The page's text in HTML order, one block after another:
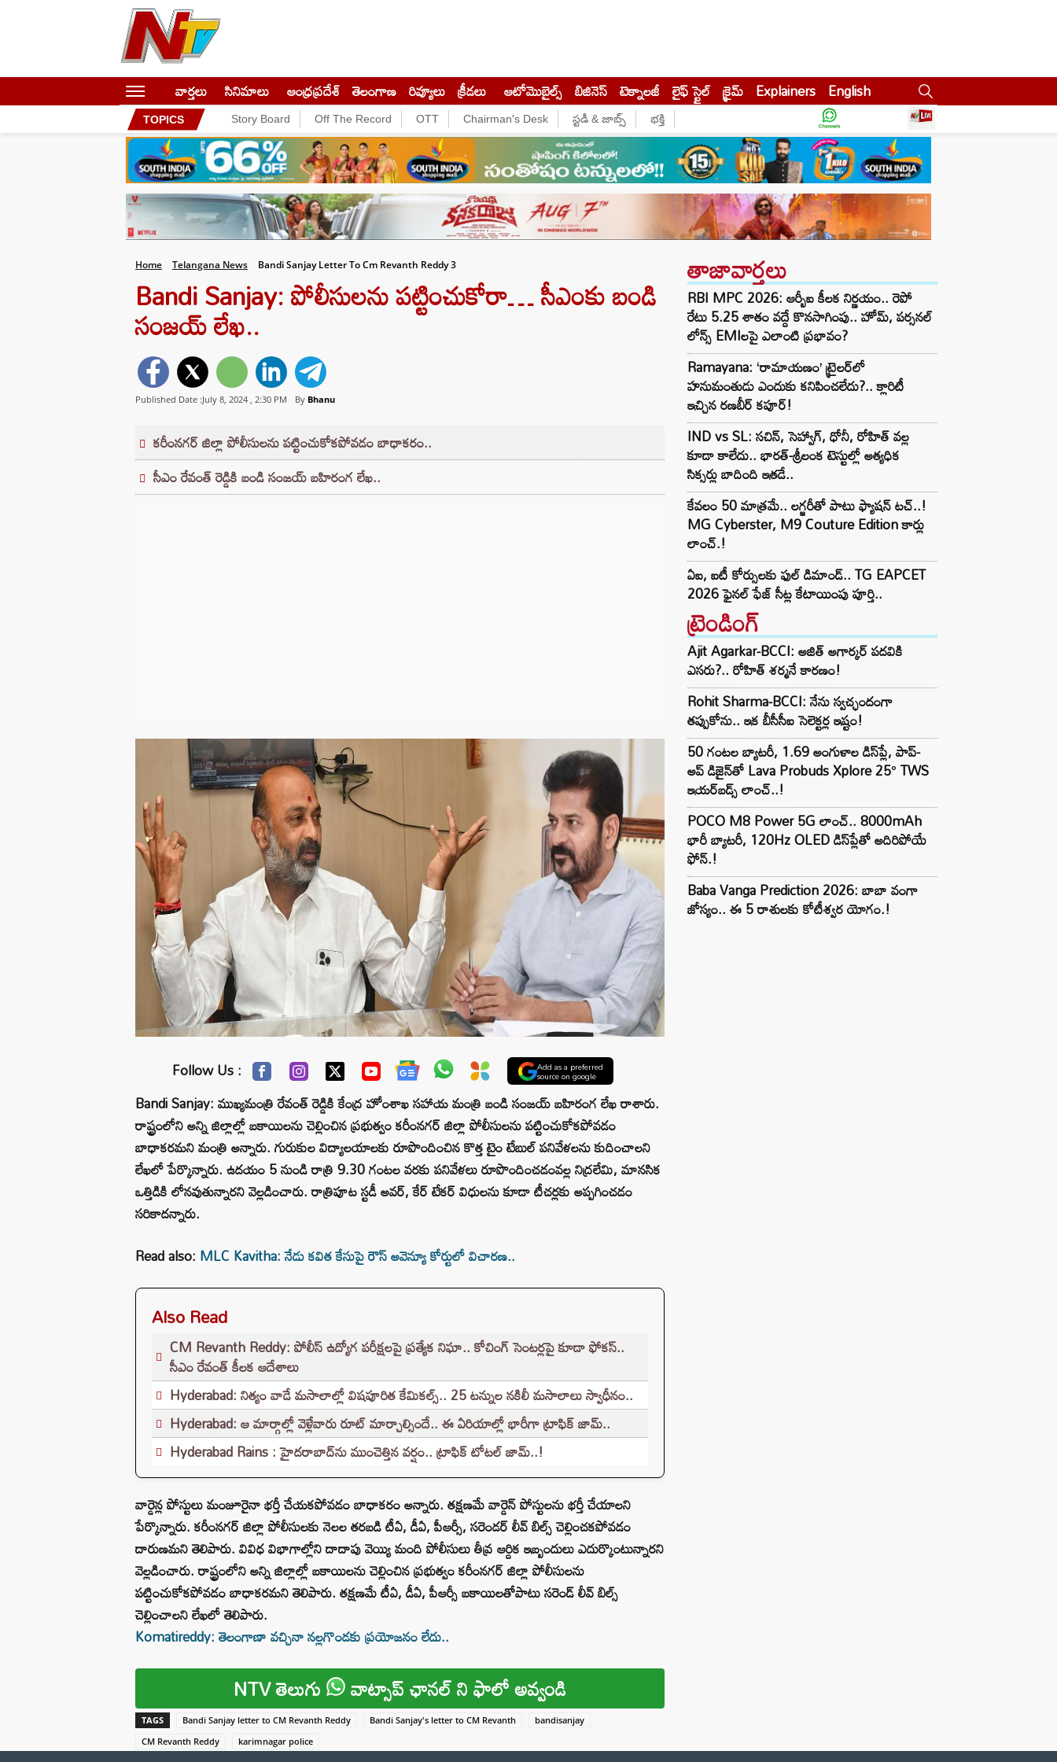
వార్తలు సినిమాలు ఆంధ్రప్రదేశ్ తెలంగాణ రివ్యూలు క్రీడలు ఆటోమొబైల్స్ బిజినెస్‌ టెక్నాలజీ లైఫ్ స్టైల్ క్రైమ్ Explainers English
TOPICS Story Board Off The Record OTT Chairman's Desk స్టడీ & జాబ్స్ భక్తి
Home Telangana News Bandi Sanjay Letter To Cm Revanth Reddy 3
Bandi Sanjay: పోలీసులను పట్టించుకోరా… సీఎంకు బండి
సంజయ్‌ లేఖ..
Published Date :July 8, 2024 , 2:30 PM By Bhanu
కరీంనగర్ జిల్లా పోలీసులను పట్టించుకోకపోవడం బాధాకరం..
సీఎం రేవంత్ రెడ్డికి బండి సంజయ్ బహిరంగ లేఖ..
Follow Us : Add as a preferred
source on google
Bandi Sanjay: ముఖ్యమంత్రి రేవంత్ రెడ్డికి కేంద్ర హోంశాఖ సహాయ మంత్రి బండి సంజయ్ బహిరంగ లేఖ రాశారు.
రాష్ట్రంలోని అన్ని జిల్లాల్లో బకాయిలను చెల్లించిన ప్రభుత్వం కరీంనగర్ జిల్లా పోలీసులను పట్టించుకోకపోవడం
బాధాకరమని మంత్రి అన్నారు. గురుకుల విద్యాలయాలకు రూపొందించిన కొత్త టైం టేబుల్ పనివేళలను కుదించాలని
లేఖలో పేర్కొన్నారు. ఉదయం 5 నుండి రాత్రి 9.30 గంటల వరకు పనివేళలు రూపొందించడంవల్ల నిద్రలేమి, మానసిక
ఒత్తిడికి లోనవుతున్నారని వెల్లడించారు. రాత్రిపూట స్టడీ అవర్, కేర్ టేకర్ విధులను కూడా టీచర్లకు అప్పగించడం
సరికాదన్నారు.
Read also: MLC Kavitha: నేడు కవిత కేసుపై రౌస్ అవెన్యూ కోర్టులో విచారణ..
Also Read
CM Revanth Reddy: పోలీస్ ఉద్యోగ పరీక్షలపై ప్రత్యేక నిఘా.. కోచింగ్ సెంటర్లపై కూడా ఫోకస్..
సీఎం రేవంత్ కీలక ఆదేశాలు
Hyderabad: నిత్యం వాడే మసాలాల్లో విషపూరిత కేమికల్స్.. 25 టన్నుల నకిలీ మసాలాలు స్వాధీనం..
Hyderabad: ఆ మార్గాల్లో వెళ్లేవారు రూట్ మార్చాల్సిందే.. ఈ ఏరియాల్లో భారీగా ట్రాఫిక్ జామ్..
Hyderabad Rains : హైదరాబాద్‌ను ముంచెత్తిన వర్షం.. ట్రాఫిక్ టోటల్ జామ్..!
వార్డెన్ల పోస్టులు మంజూరైనా భర్తీ చేయకపోవడం బాధాకరం అన్నారు. తక్షణమే వార్డెన్ పోస్టులను భర్తీ చేయాలని
పేర్కొన్నారు. కరీంనగర్ జిల్లా పోలీసులకు నెలల తరబడి టీఏ, డీఏ, పీఆర్సీ, సరెండర్ లీవ్ బిల్స్ చెల్లించకపోవడం
దారుణమని తెలిపారు. వివిధ విభాగాల్లోని దాదాపు వెయ్యి మంది పోలీసులు తీవ్ర ఆర్దిక ఇబ్బందులు ఎదుర్కొంటున్నారని
వెల్లడించారు. రాష్ట్రంలోని అన్ని జిల్లాల్లో బకాయిలను చెల్లించిన ప్రభుత్వం కరీంనగర్ జిల్లా పోలీసులను
పట్టించుకోకపోవడం బాధాకరమని తెలిపారు. తక్షణమే టీఏ, డీఏ, పీఆర్సీ బకాయిలతోపాటు సరెండ్ లీవ్ బిల్స్
చెల్లించాలని లేఖలో తెలిపారు.
Komatireddy: తెలంగాణా వచ్చినా నల్లగొండకు ప్రయోజనం లేదు..
NTV తెలుగు వాట్సాప్ ఛానల్ ని ఫాలో అవ్వండి
TAGS Bandi Sanjay letter to CM Revanth Reddy Bandi Sanjay's letter to CM Revanth
bandisanjay
CM Revanth Reddy
karimnagar police
తాజావార్తలు
RBI MPC 2026: ఆర్బీఐ కీలక నిర్ణయం.. రెపో
రేటు 5.25 శాతం వద్దే కొనసాగింపు.. హోమ్, పర్సనల్
లోన్స్ EMIలపై ఎలాంటి ప్రభావం?
Ramayana: ‘రామాయణం’ ట్రైలర్‌లో
హనుమంతుడు ఎందుకు కనిపించలేదు?.. క్లారిటీ
ఇచ్చిన రణబీర్ కపూర్!
IND vs SL: సచిన్, సెహ్వాగ్, ధోనీ, రోహిత్‌ వల్ల
కూడా కాలేదు.. భారత్-శ్రీలంక టెస్టుల్లో అత్యధిక
సిక్సర్లు బాదింది ఇతడే..
కేవలం 50 మాత్రమే.. లగ్జరీతో పాటు ఫ్యాషన్ టచ్..!
MG Cyberster, M9 Couture Edition కార్లు
లాంచ్.!
ఏఐ, ఐటీ కోర్సులకు ఫుల్ డిమాండ్.. TG EAPCET
2026 ఫైనల్ ఫేజ్ సీట్ల కేటాయింపు పూర్తి..
ట్రెండింగ్‌
Ajit Agarkar-BCCI: అజిత్ అగార్కర్ పదవికి
ఎసరు?.. రోహిత్ శర్మనే కారణం!
Rohit Sharma-BCCI: నేను స్వచ్ఛందంగా
తప్పుకోను.. ఇక బీసీసీఐ సెలెక్టర్ల ఇష్టం!
50 గంటల బ్యాటరీ, 1.69 అంగుళాల డిస్‌ప్లే, పాప్-
అప్ డిజైన్‌తో Lava Probuds Xplore 25° TWS
ఇయర్‌బడ్స్ లాంచ్..!
POCO M8 Power 5G లాంచ్.. 8000mAh
భారీ బ్యాటరీ, 120Hz OLED డిస్‌ప్లేతో అదిరిపోయే
ఫోన్.!
Baba Vanga Prediction 2026: బాబా వంగా
జోస్యం.. ఈ 5 రాశులకు కోటీశ్వర యోగం.!